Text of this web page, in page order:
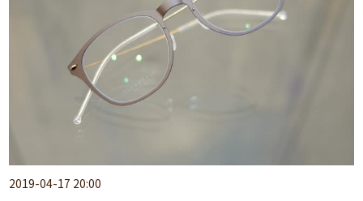
2019-04-17 20:00